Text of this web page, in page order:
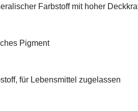
Farbstoff mit hoher
Pigment
für Lebensmittel zugelassen